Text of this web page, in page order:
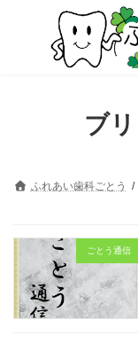
ブ
ふれあい歯科ごとう
ごとう通信